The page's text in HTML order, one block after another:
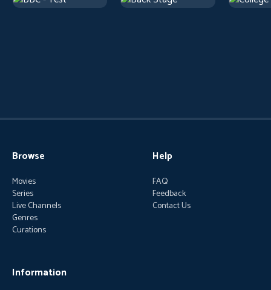
Browse
Movies
Series
Live Channels
Genres
Curations
Help
FAQ
Feedback
Contact Us
Information